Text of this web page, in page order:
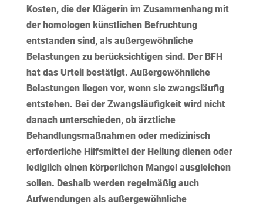
Kosten, die der Klägerin im Zusammenhang mit
der homologen künstlichen Befruchtung
entstanden sind, als außergewöhnliche
Belastungen zu berücksichtigen sind. Der BFH
hat das Urteil bestätigt. Außergewöhnliche
Belastungen liegen vor, wenn sie zwangsläufig
entstehen. Bei der Zwangsläufigkeit wird nicht
danach unterschieden, ob ärztliche
Behandlungsmaßnahmen oder medizinisch
erforderliche Hilfsmittel der Heilung dienen oder
lediglich einen körperlichen Mangel ausgleichen
sollen. Deshalb werden regelmäßig auch
Aufwendungen als außergewöhnliche